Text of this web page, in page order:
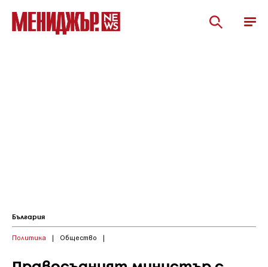
България
Политика | Общество |